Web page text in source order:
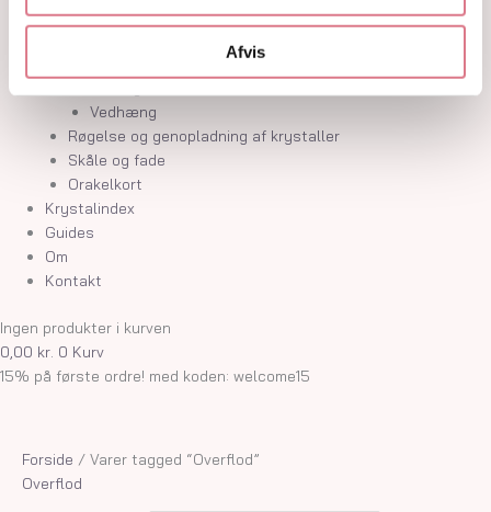
Afvis
Armbånd
Vedhæng
Røgelse og genopladning af krystaller
Skåle og fade
Orakelkort
Krystalindex
Guides
Om
Kontakt
Ingen produkter i kurven
0,00 kr. 0 Kurv
15% på første ordre! med koden: welcome15
Forside / Varer tagged “Overflod”
Overflod